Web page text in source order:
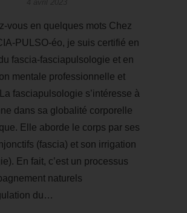
vous en quelques mots Chez
PULSO-éo, je suis certifié en
fascia-fasciapulsologie et en
mentale professionnelle et
fasciapulsologie s’intéresse à
dans sa globalité corporelle
Elle aborde le corps par ses
(fascia) et son irrigation
En fait, c’est un processus
naturels
du…